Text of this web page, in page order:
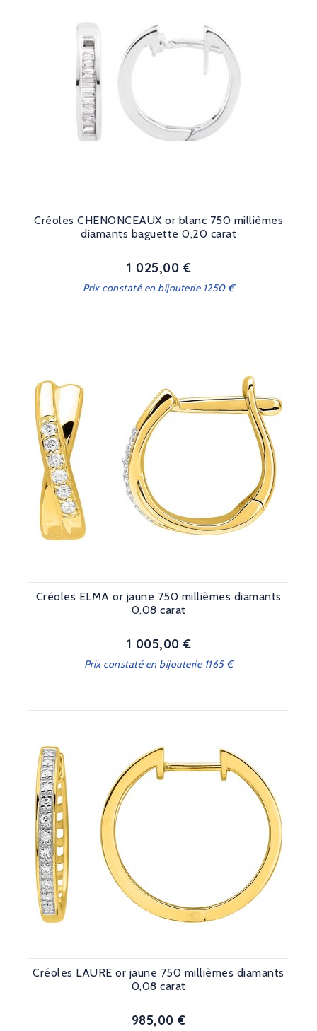
Créoles CHENONCEAUX or blanc 750 millièmes
diamants baguette 0,20 carat
Prix
1 025,00 €
Prix constaté en bijouterie 1250 €
Créoles ELMA or jaune 750 millièmes diamants
0,08 carat
Prix
1 005,00 €
Prix constaté en bijouterie 1165 €
Créoles LAURE or jaune 750 millièmes diamants
0,08 carat
Prix
985,00 €